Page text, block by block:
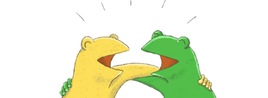
お知らせ
イベント・グッズ
YouTube
会社情報